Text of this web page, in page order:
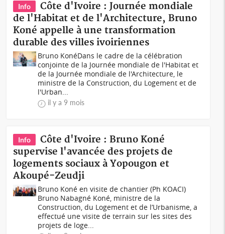
Info
Côte d'Ivoire : Journée mondiale
de l'Habitat et de l'Architecture, Bruno
Koné appelle à une transformation
durable des villes ivoiriennes
Bruno KonéDans le cadre de la célébration
conjointe de la Journée mondiale de l'Habitat et
de la Journée mondiale de l'Architecture, le
ministre de la Construction, du Logement et de
l'Urban...
il y a 9 mois
Info
Côte d'Ivoire : Bruno Koné
supervise l'avancée des projets de
logements sociaux à Yopougon et
Akoupé-Zeudji
Bruno Koné en visite de chantier (Ph KOACI)
Bruno Nabagné Koné, ministre de la
Construction, du Logement et de l’Urbanisme, a
effectué une visite de terrain sur les sites des
projets de loge...